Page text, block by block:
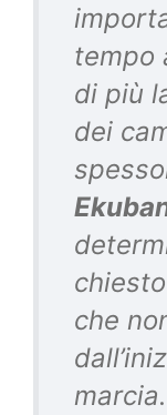
tempo
di più
dei
che